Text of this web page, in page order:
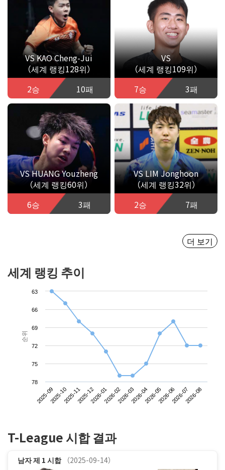
VS KAO Cheng-Jui
（세계 랭킹128위）
2승
10패
VS
（세계 랭킹109위）
7승
3패
VS HUANG Youzheng
（세계 랭킹60위）
6승
3패
VS LIM Jonghoon
（세계 랭킹32위）
2승
7패
더 보기
세계 랭킹 추이
순위
2025-092025-102025-112025-122026-012026-022026-032026-042026-052026-062026-072026-08
63
66
69
72
75
78
T-League 시합 결과
남자제 1 시합 （2025-09-14）